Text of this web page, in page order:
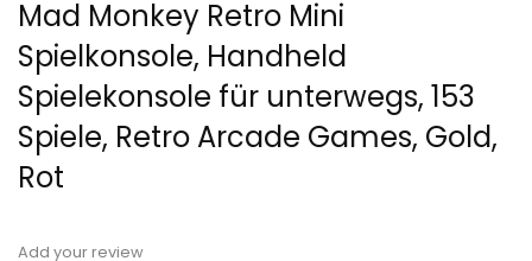
Mad Monkey Retro Mini
Spielkonsole, Handheld
Spielekonsole für unterwegs, 153
Spiele, Retro Arcade Games, Gold,
Rot
Add your review